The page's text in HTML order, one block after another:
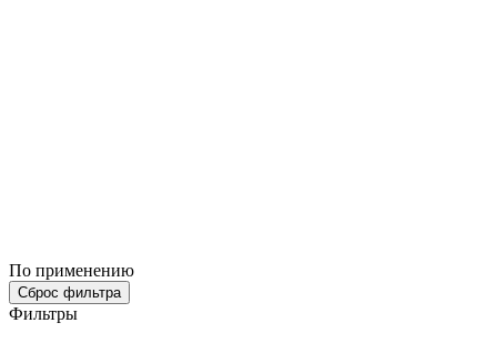
По применению
Сброс фильтра
Фильтры